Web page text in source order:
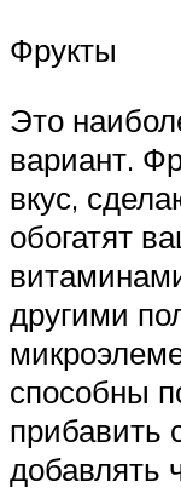
Фрукты
Это
вариант.
вкус,
обогатят
другими
способны
прибавить
добавлять